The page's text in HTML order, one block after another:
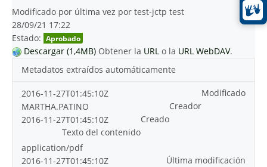
Modificado por última vez por test-jctp test
28/09/21 17:22
Estado: Aprobado
Descargar (1,4MB) Obtener la URL o la URL WebDAV.
Metadatos extraídos automáticamente
Modificado
2016-11-27T01:45:10Z
Creador
MARTHA.PATINO
Creado
2016-11-27T01:45:10Z
Texto del contenido
application/pdf
Última modificación
2016-11-27T01:45:10Z